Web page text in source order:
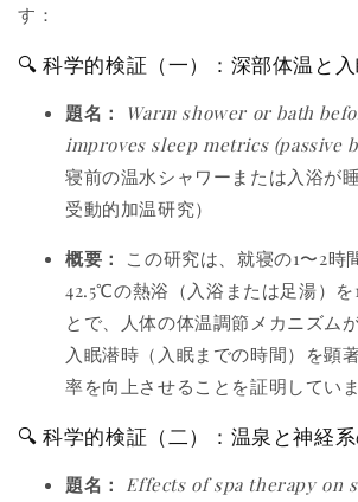
す：
🔍 科学的検証（一）：深部体温と
題名：
Warm shower or bath
improves sleep metrics (passive
寝前の温水シャワーまたは入浴が
受動的加温研究）
概要：
この研究は、就寝の1〜2時
42.5℃の熱浴（入浴または足湯）を
とで、人体の体温調節メカニズム
入眠潜時（入眠までの時間）を顕
率を向上させることを証明していま
🔍 科学的検証（二）：温泉と神経
題名：
Effects of spa therapy on